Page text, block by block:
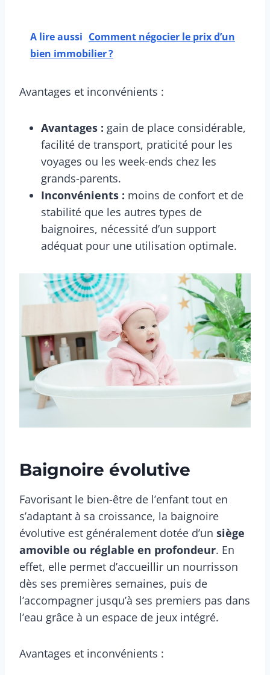
A lire aussi Comment négocier le prix d’un
bien immobilier ?
Avantages et inconvénients :
Avantages : gain de place considérable,
facilité de transport, praticité pour les
voyages ou les week-ends chez les
grands-parents.
Inconvénients : moins de confort et de
stabilité que les autres types de
baignoires, nécessité d’un support
adéquat pour une utilisation optimale.
Baignoire évolutive
Favorisant le bien-être de l’enfant tout en
s’adaptant à sa croissance, la baignoire
évolutive est généralement dotée d’un siège
amovible ou réglable en profondeur. En
effet, elle permet d’accueillir un nourrisson
dès ses premières semaines, puis de
l’accompagner jusqu’à ses premiers pas dans
l’eau grâce à un espace de jeux intégré.
Avantages et inconvénients :